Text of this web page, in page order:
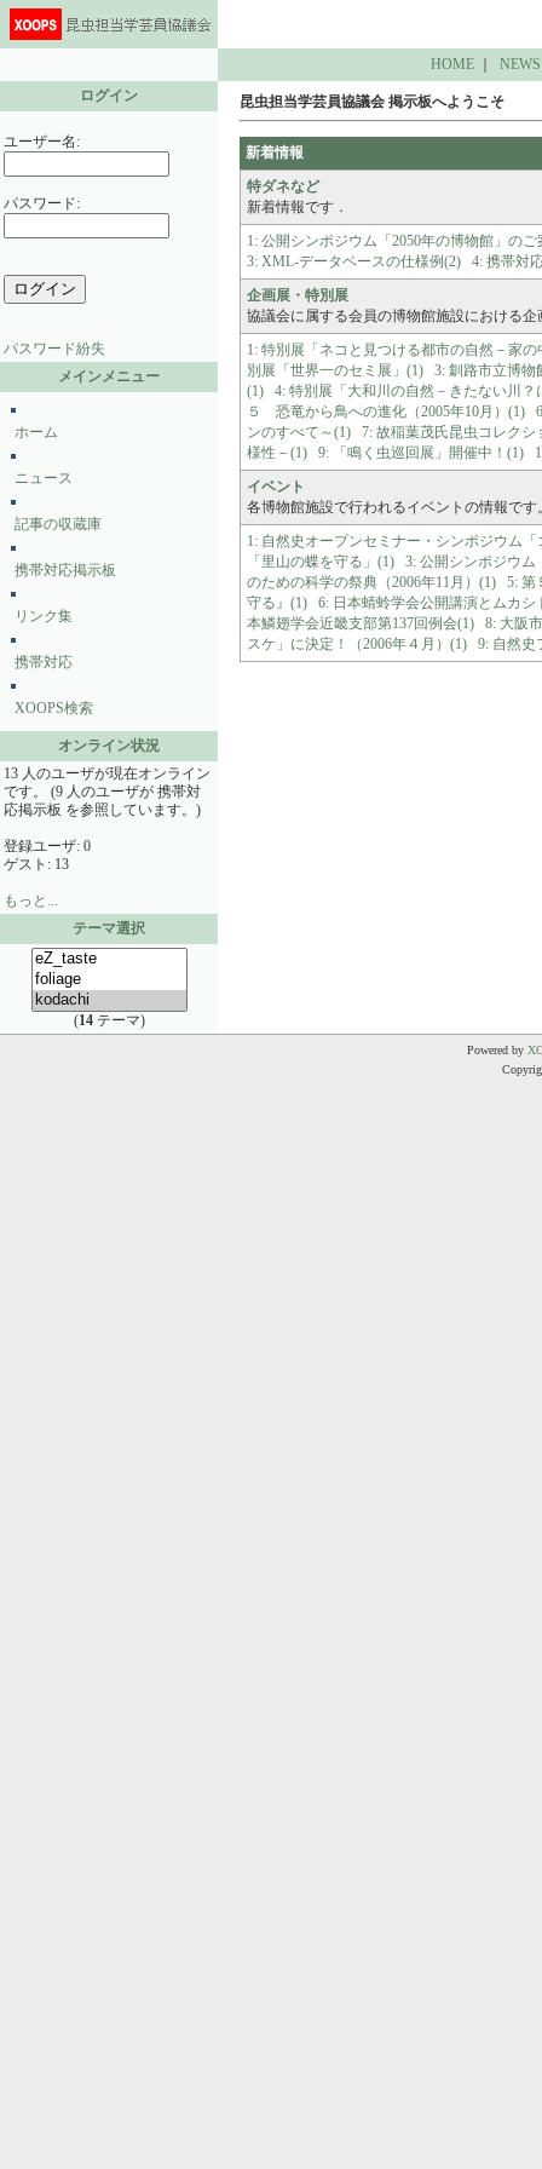
HOME｜ NEWS
ログイン
ユーザー名:
パスワード:
パスワード紛失
メインメニュー
ホーム
ニュース
記事の収蔵庫
携帯対応掲示板
リンク集
携帯対応
XOOPS検索
オンライン状況
13 人のユーザが現在オンライン
です。 (9 人のユーザが 携帯対
応掲示板 を参照しています。)
登録ユーザ: 0
ゲスト: 13
もっと...
テーマ選択
(14テーマ)
昆虫担当学芸員協議会 掲示板へようこそ
新着情報
特ダネなど
新着情報です．
1: 公開シンポジウム「2050年の博物館」のご
3: XML-データベースの仕様例(2)
4: 携帯対
企画展・特別展
協議会に属する会員の博物館施設における
1: 特別展「ネコと見つける都市の自然－家
別展「世界一のセミ展」(1)
3: 釧路市立博物
(1)
4: 特別展「大和川の自然－きたない川
５ 恐竜から鳥への進化（2005年10月）(1)
ンのすべて～(1)
7: 故稲葉茂氏昆虫コレクシ
様性－(1)
9: 「鳴く虫巡回展」開催中！(1)
イベント
各博物館施設で行われるイベントの情報です
1: 自然史オープンセミナー・シンポジウム
「里山の蝶を守る」(1)
3: 公開シンポジウ
のための科学の祭典（2006年11月）(1)
5: 第
守る』(1)
6: 日本蜻蛉学会公開講演とムカシ
本鱗翅学会近畿支部第137回例会(1)
8: 大阪
スケ」に決定！（2006年４月）(1)
9: 自然史
Powered by